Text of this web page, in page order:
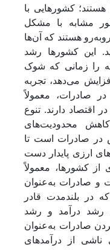
هستند؛ کشورهایی با
مشابه با مشکل
هستند که آن‌ها
این کشورها رشد
را زمانی که شوک
می‌دهد، تجربه
صادرات، معمولاً
دارند. تنوع
محدودیت‌های
در صادرات است تا
ارزی پایدار دست
از کشورها، معمولاً
و صادرات به‌عنوان
در بلندمدت قادر
رشد درآمد و رشد
صادرات به‌عنوان
از درآمدهای